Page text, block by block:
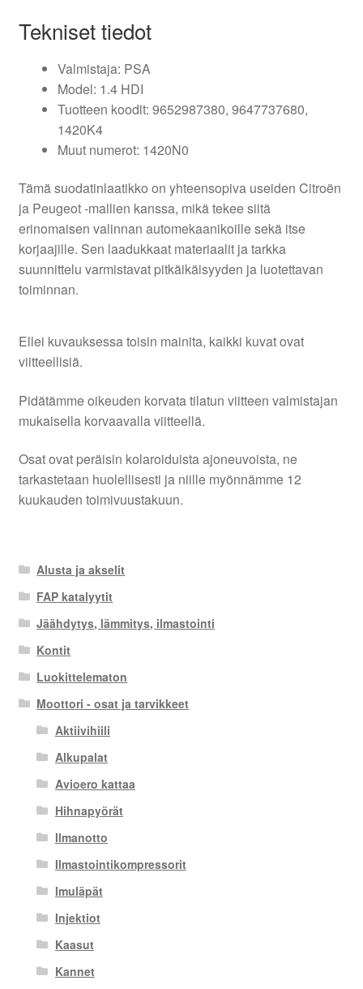
Tekniset tiedot
Valmistaja: PSA
Model: 1.4 HDI
Tuotteen koodit: 9652987380, 9647737680,
1420K4
Muut numerot: 1420N0
Tämä suodatinlaatikko on yhteensopiva useiden Citroën
ja Peugeot -mallien kanssa, mikä tekee siitä
erinomaisen valinnan automekaanikoille sekä itse
korjaajille. Sen laadukkaat materiaalit ja tarkka
suunnittelu varmistavat pitkäikäisyyden ja luotettavan
toiminnan.
Ellei kuvauksessa toisin mainita, kaikki kuvat ovat
viitteellisiä.
Pidätämme oikeuden korvata tilatun viitteen valmistajan
mukaisella korvaavalla viitteellä.
Osat ovat peräisin kolaroiduista ajoneuvoista, ne
tarkastetaan huolellisesti ja niille myönnämme 12
kuukauden toimivuustakuun.
Alusta ja akselit
FAP katalyytit
Jäähdytys, lämmitys, ilmastointi
Kontit
Luokittelematon
Moottori - osat ja tarvikkeet
Aktiivihiili
Alkupalat
Avioero kattaa
Hihnapyörät
Ilmanotto
Ilmastointikompressorit
Imuläpät
Injektiot
Kaasut
Kannet